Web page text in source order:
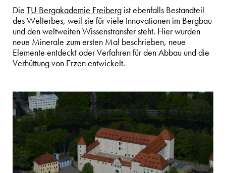
Die TU Bergakademie Freiberg ist ebenfalls Bestandteil
des Welterbes, weil sie für viele Innovationen im Bergbau
und den weltweiten Wissenstransfer steht. Hier wurden
neue Minerale zum ersten Mal beschrieben, neue
Elemente entdeckt oder Verfahren für den Abbau und die
Verhüttung von Erzen entwickelt.